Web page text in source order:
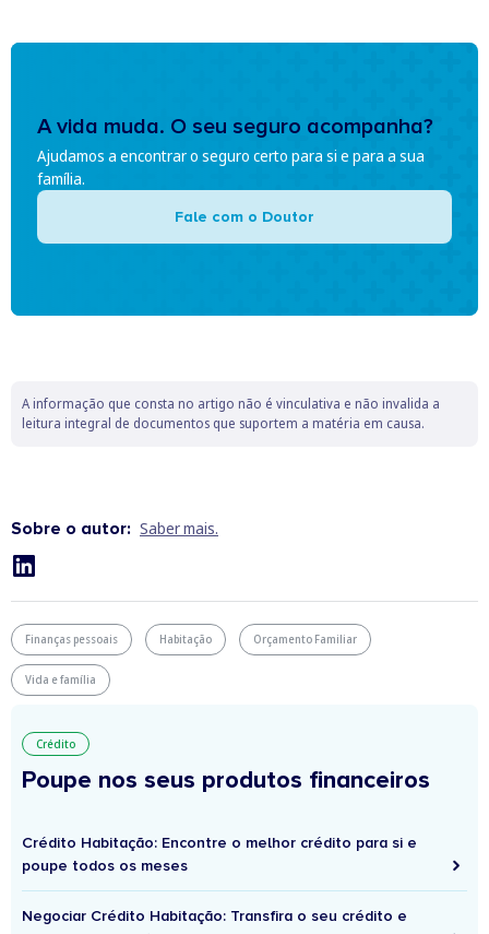
A vida muda. O seu seguro acompanha?
Ajudamos a encontrar o seguro certo para si e para a sua
família.
Fale com o Doutor
A informação que consta no artigo não é vinculativa e não invalida a
leitura integral de documentos que suportem a matéria em causa.
Sobre o autor: Saber mais.
Finanças pessoais Habitação Orçamento Familiar
Vida e família
Crédito
Poupe nos seus produtos financeiros
Crédito Habitação: Encontre o melhor crédito para si e
poupe todos os meses
Negociar Crédito Habitação: Transfira o seu crédito e